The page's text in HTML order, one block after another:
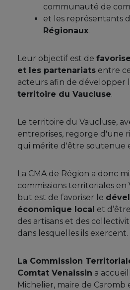
communauté de
et les représentants
Régionaux.
Leur objectif est de
et les partenariats entre
acteurs afin de développer
territoire du Vaucluse.
Le territoire du Vaucluse,
entreprises, regorge d'une
qui mérite d'être soutenue
La CMA de Région a donc
commissions territoriales
but est de favoriser le
économique local et
des artisans et des
dans lesquelles ils exercent.
La Commission
Comtat Venaissin a
Michelier, maire de